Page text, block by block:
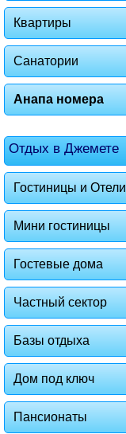
Квартиры
Санатории
Анапа номера
Отдых в Джемете
Гостиницы и Отели
Мини гостиницы
Гостевые дома
Частный сектор
Базы отдыха
Дом под ключ
Пансионаты